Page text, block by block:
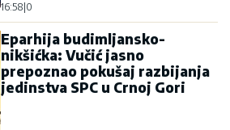
16:58 0
Eparhija budimljansko-
nikšićka: Vučić jasno
prepoznao pokušaj razbijanja
jedinstva SPC u Crnoj Gori